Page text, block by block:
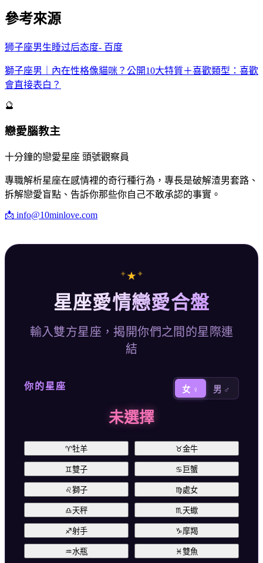
參考來源
狮子座男生睡过后态度- 百度
獅子座男｜內在性格像貓咪？公開10大特質＋喜歡類型：喜歡
會直接表白？
🔮
戀愛腦教主
十分鐘的戀愛星座 頭號觀察員
專職解析星座在感情裡的奇行種行為，專長是破解渣男套路、
拆解戀愛盲點、告訴你那些你自己不敢承認的事實。
📩 info@10minlove.com
✦ ★ ✦
星座愛情戀愛合盤
輸入雙方星座，揭開你們之間的星際連
結
你的星座 女 ♀ 男 ♂
未選擇
♈牡羊 ♉金牛
♊雙子 ♋ 巨蟹
♌獅子 ♍處女
♎天秤 ♏ 天蠍
♐射手 ♑摩羯
♒水瓶 ♓雙魚